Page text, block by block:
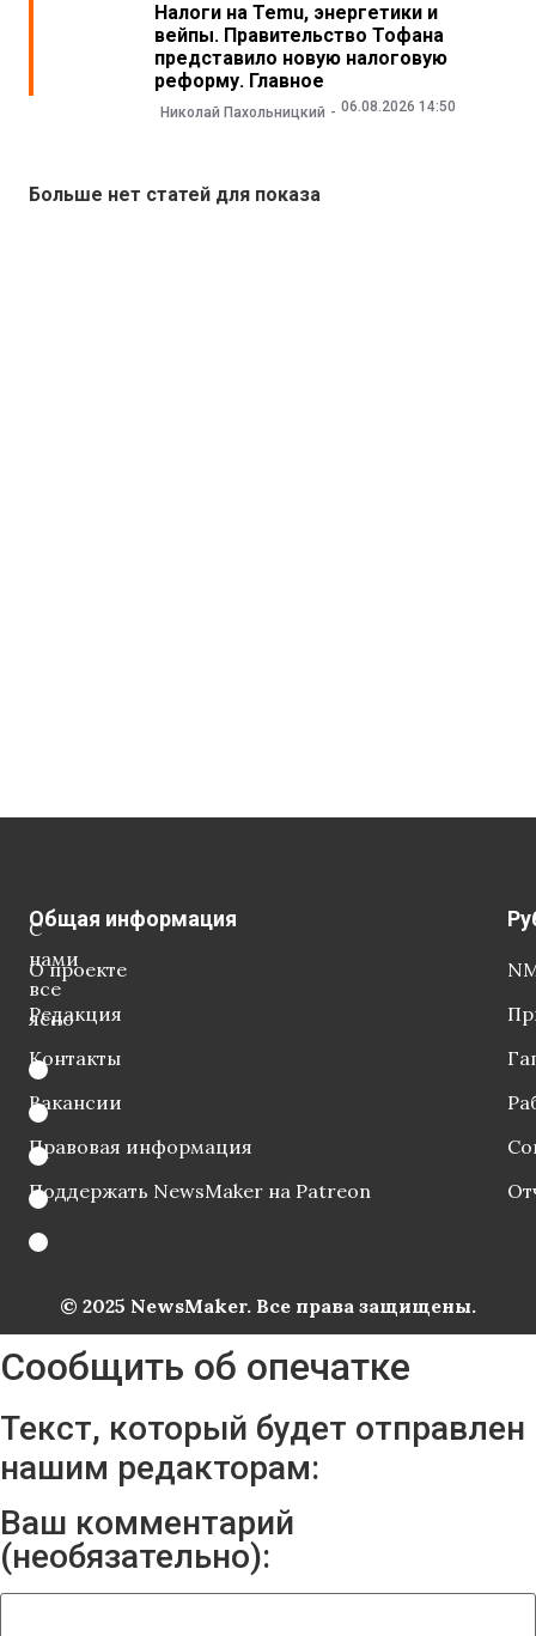
Налоги на Temu, энергетики и
вейпы. Правительство Тофана
представило новую налоговую
реформу. Главное
Николай Пахольницкий 06.08.2026 14:50
Больше нет статей для показа
С
нами
все
ясно
Общая информация
О проекте
Редакция
Контакты
Вакансии
Правовая информация
Поддержать NewsMaker на Patreon
© 2025 NewsMaker. Все права защищены.
Сообщить об опечатке
Текст, который будет отправлен
нашим редакторам:
Ваш комментарий
(необязательно):